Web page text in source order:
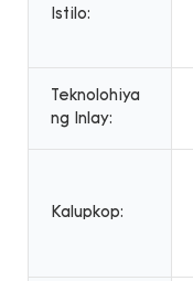
Istilo:
Teknolohiya
ng Inlay:
Kalupkop: